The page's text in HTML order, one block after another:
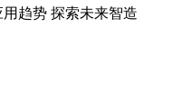
趋势 探索未来智造